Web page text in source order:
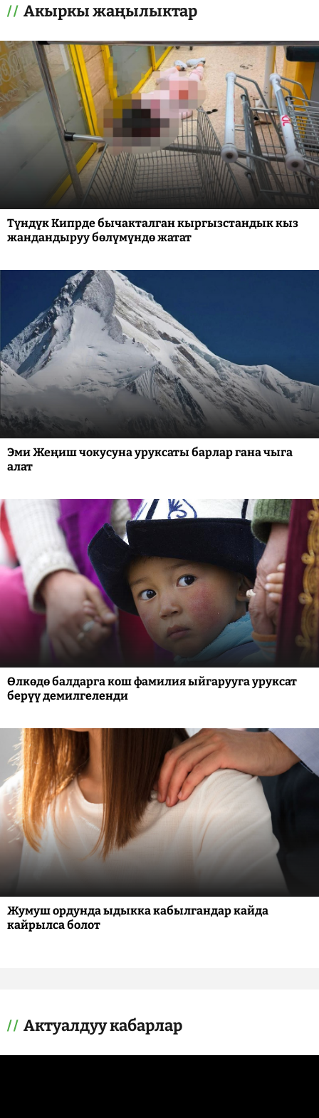
Акыркы жаңылыктар
Түндүк Кипрде бычакталган кыргызстандык кыз
жандандыруу бөлүмүндө жатат
Эми Жеңиш чокусуна уруксаты барлар гана чыга
алат
Өлкөдө балдарга кош фамилия ыйгарууга уруксат
берүү демилгеленди
Жумуш ордунда ыдыкка кабылгандар кайда
кайрылса болот
Актуалдуу кабарлар